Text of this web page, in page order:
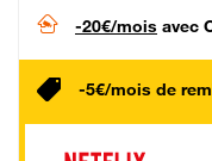
-20€/mois avec
-5€/mois de